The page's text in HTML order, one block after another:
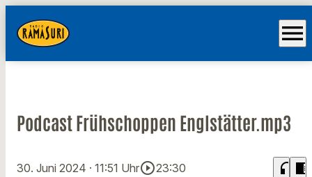
menu
Podcast Frühschoppen Englstätter.mp3
30. Juni 2024 · 11:51 Uhrplay_circle_outline23:30 headphones chrome_reader_mode